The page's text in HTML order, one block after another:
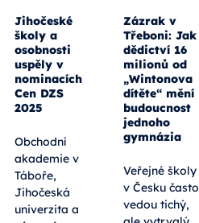
Jihočeské
školy a
osobnosti
uspěly v
nominacích
Cen DZS
2025
Obchodní
akademie v
Táboře,
Jihočeská
univerzita a
Zázrak v
Třeboni: Jak
dědictví 16
milionů od
„Wintonova
dítěte“ mění
budoucnost
jednoho
gymnázia
Veřejné školy
v Česku často
vedou tichý,